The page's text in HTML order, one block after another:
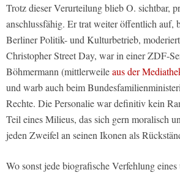
Trotz dieser Verurteilung blieb O. sichtbar,
anschlussfähig. Er trat weiter öffentlich auf,
Berliner Politik- und Kulturbetrieb,
Christopher Street Day, war in einer ZDF-
Böhmermann (mittlerweileaus der
und warb auch beim
Rechte. Die Personalie war definitiv kein
Teil eines Milieus, das sich gern moralisch
jeden Zweifel an seinen Ikonen als
Wo sonst jede biografische Verfehlung